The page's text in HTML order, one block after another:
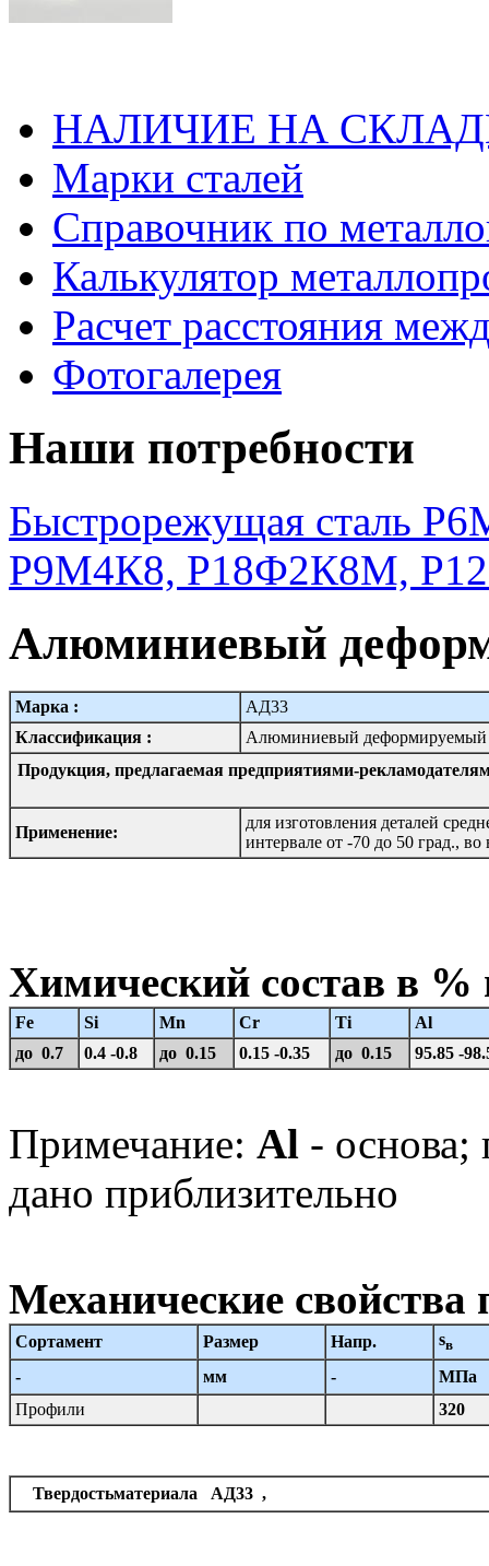
НАЛИЧИЕ НА
Марки сталей
Справочник по
Калькулятор
Расчет расстояния
Фотогалерея
Наши потребности
Быстрорежущая сталь
Р9М4К8, Р18Ф2К8М,
Алюминиевый
Марка :
АД33
Классификация :
Алюминиевый деформируемый
Продукция, предлагаемая предприятиями-
Применение:
для изготовления деталей
интервале от -70 до 50 град.,
Химический состав в
Fe Si Mn Cr Ti
Al
до 0.7
0.4 -0.8 до 0.15 0.15 -0.35 до 0.15 95.85 -
Примечание: Al - основа;
дано приблизительно
Механические свойства
Сортамент Размер Напр. sв
- мм -
МПа
Профили
320
Твердостьматериала АД33 ,